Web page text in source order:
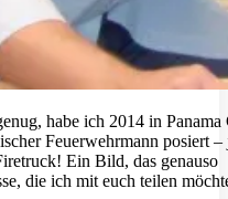
habe ich 2014 in Panama
Feuerwehrmann posiert –
Ein Bild, das genauso
die ich mit euch teilen